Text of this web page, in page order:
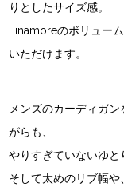
りとしたサイズ感。
Finamoreのボリュー
いただけます。
メンズのカーディガ
がらも、
やりすぎていないゆと
そして太めのリブ幅や